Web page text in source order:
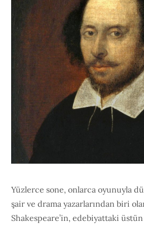
Yüzlerce sone, onlarca oyunuyla
şair ve drama yazarlarından biri
Shakespeare’in, edebiyattaki üstün